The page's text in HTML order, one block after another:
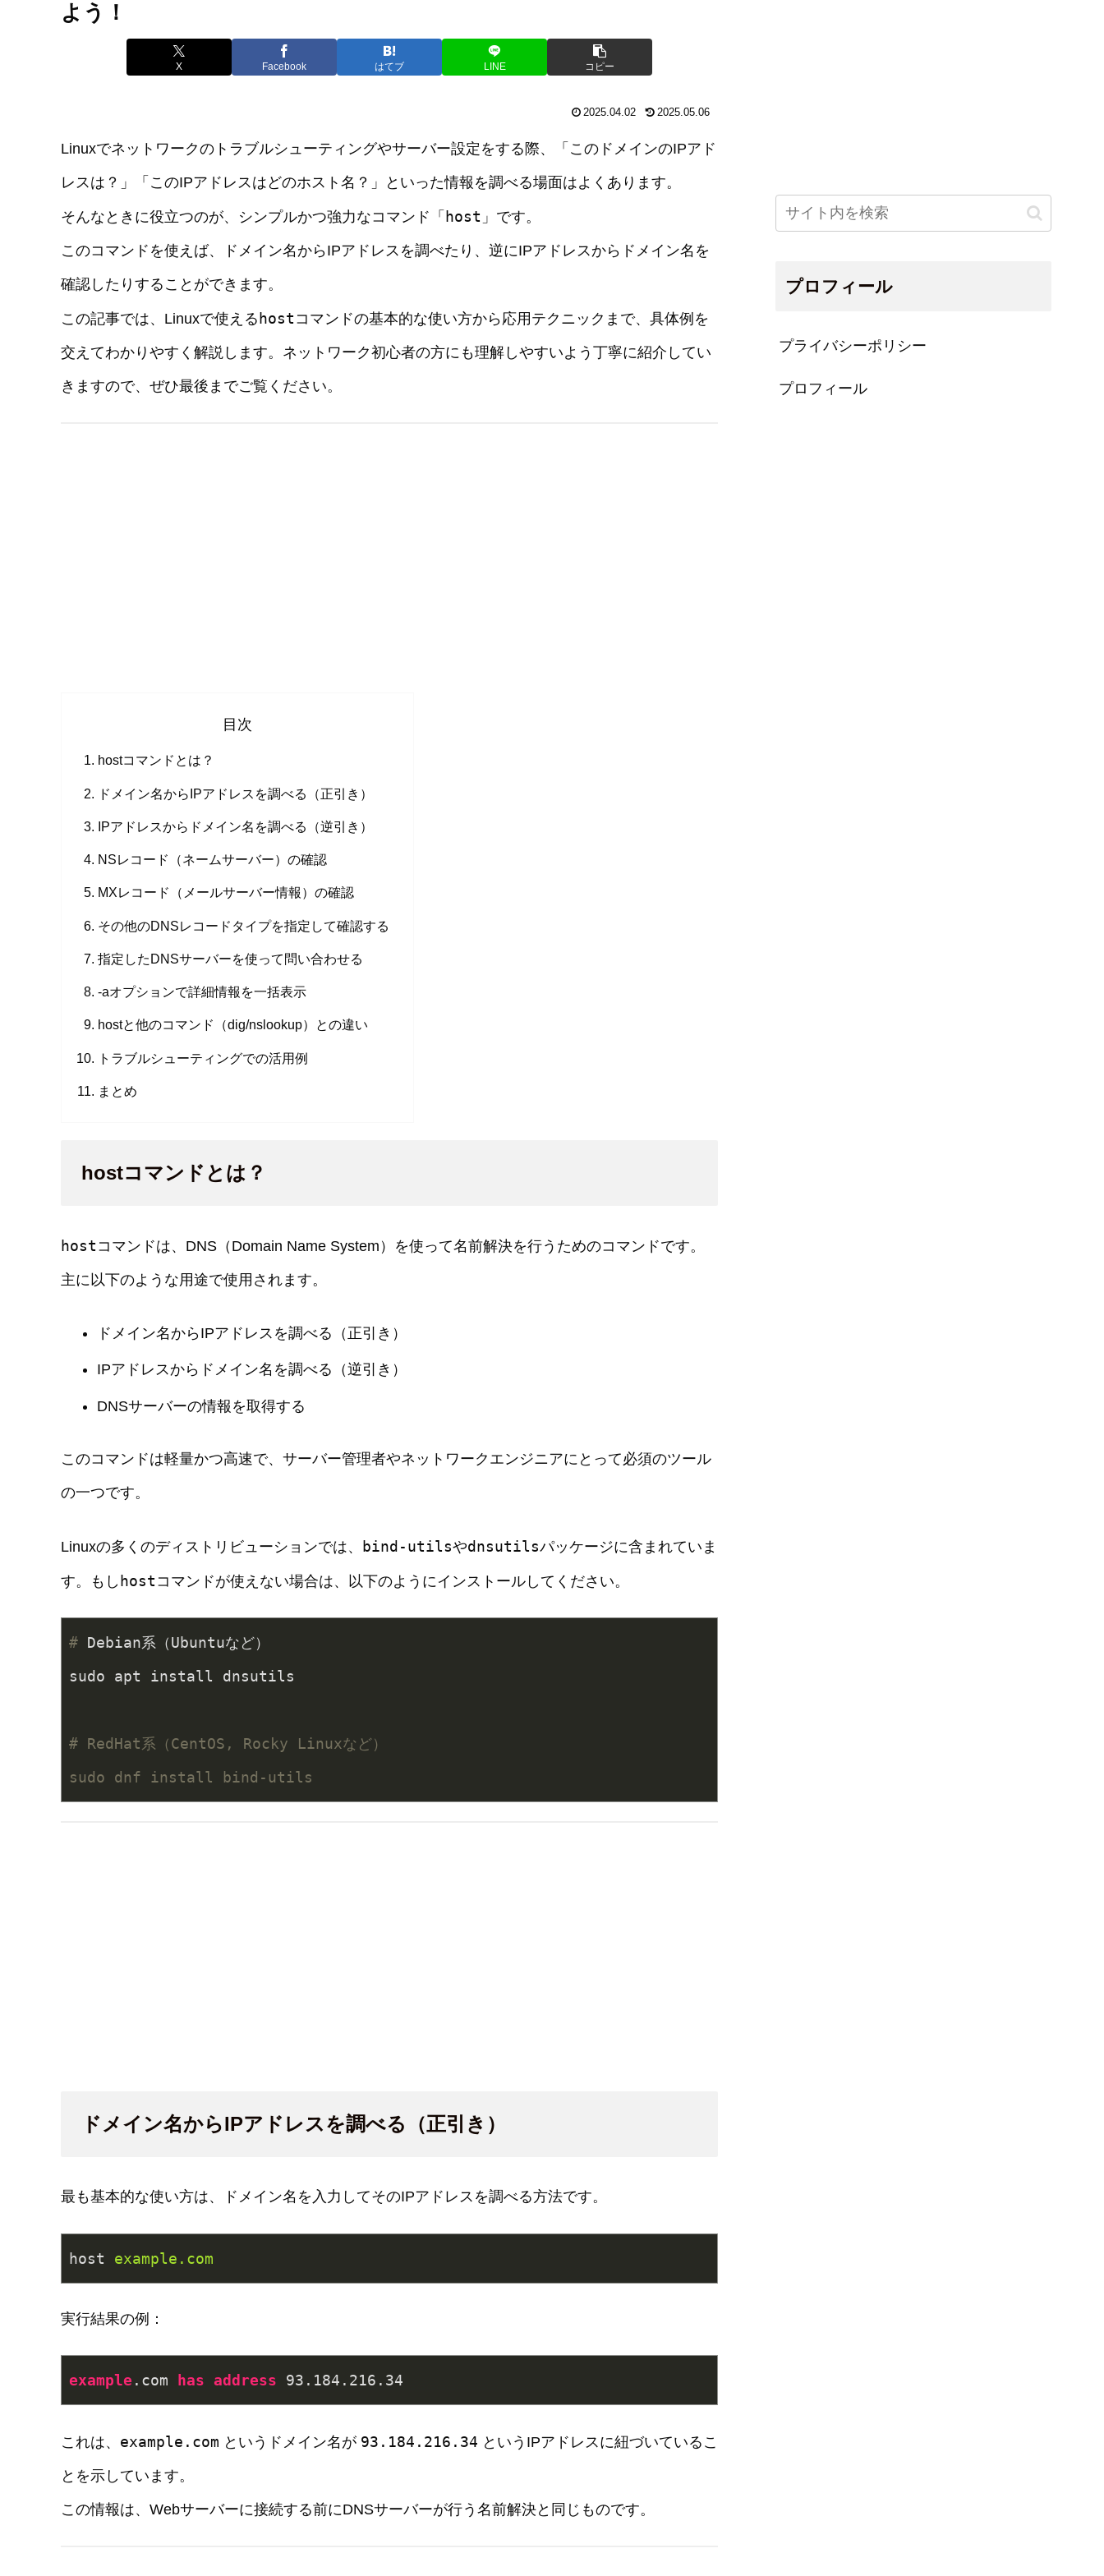
よう！
X Facebook はてブ LINE コピー
2025.04.02 2025.05.06
Linuxでネットワークのトラブルシューティングやサーバー設定をする際、「このドメインのIPアド
レスは？」「このIPアドレスはどのホスト名？」といった情報を調べる場面はよくあります。
そんなときに役立つのが、シンプルかつ強力なコマンド「 host 」です。
このコマンドを使えば、ドメイン名からIPアドレスを調べたり、逆にIPアドレスからドメイン名を
確認したりすることができます。
この記事では、Linuxで使える host コマンドの基本的な使い方から応用テクニックまで、具体例を
交えてわかりやすく解説します。ネットワーク初心者の方にも理解しやすいよう丁寧に紹介してい
きますので、ぜひ最後までご覧ください。
目次
hostコマンドとは？
ドメイン名からIPアドレスを調べる（正引き）
IPアドレスからドメイン名を調べる（逆引き）
NSレコード（ネームサーバー）の確認
MXレコード（メールサーバー情報）の確認
その他のDNSレコードタイプを指定して確認する
指定したDNSサーバーを使って問い合わせる
-aオプションで詳細情報を一括表示
hostと他のコマンド（dig/nslookup）との違い
トラブルシューティングでの活用例
まとめ
hostコマンドとは？
host コマンドは、DNS（Domain Name System）を使って名前解決を行うためのコマンドです。
主に以下のような用途で使用されます。
ドメイン名からIPアドレスを調べる（正引き）
IPアドレスからドメイン名を調べる（逆引き）
DNSサーバーの情報を取得する
このコマンドは軽量かつ高速で、サーバー管理者やネットワークエンジニアにとって必須のツール
の一つです。
Linuxの多くのディストリビューションでは、 bind-utilsやdnsutilsパッケージに含まれていま
す。もし host コマンドが使えない場合は、以下のようにインストールしてください。
# Debian系（Ubuntuなど）
sudo apt install dnsutils
# RedHat系（CentOS, Rocky Linuxなど）
sudo dnf install bind-utils
ドメイン名からIPアドレスを調べる（正引き）
最も基本的な使い方は、ドメイン名を入力してそのIPアドレスを調べる方法です。
host example.com
実行結果の例：
example .com has address 93 .184 .216 .34
これは、 example.com というドメイン名が 93.184.216.34 というIPアドレスに紐づいているこ
とを示しています。
この情報は、Webサーバーに接続する前にDNSサーバーが行う名前解決と同じものです。
プロフィール
プライバシーポリシー
プロフィール